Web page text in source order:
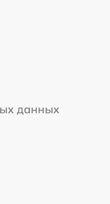
данных